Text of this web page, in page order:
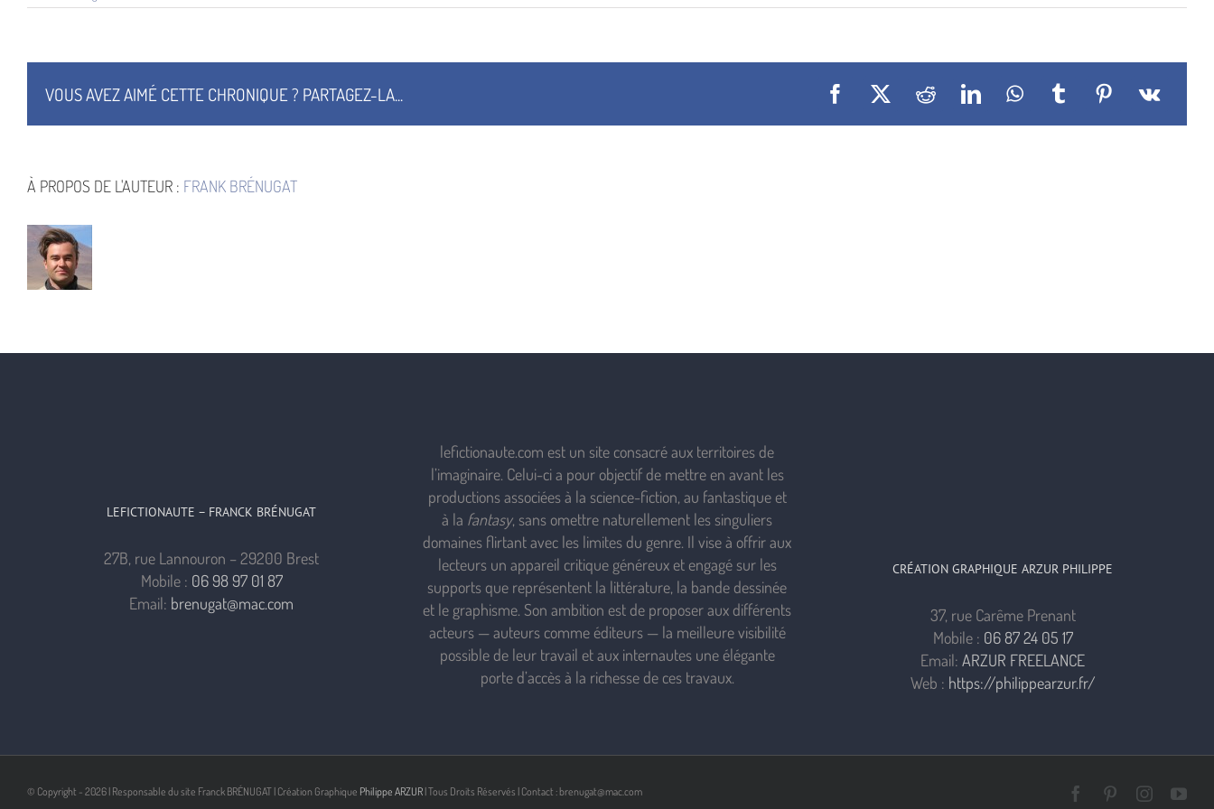
La
Editins
VOUS AVEZ AIMÉ CETTE CHRONIQUE ? PARTAGEZ-LA... Facebook
X RedditLinkedInWhatsApp
TumblrPinterest
Vk
À PROPOS DE L'AUTEUR : FRANK BRÉNUGAT
LEFICTIONAUTE – FRANCK BRÉNUGAT
27B, rue Lannouron – 29200 Brest
Mobile : 06 98 97 01 87
Email: brenugat@mac.com
lefictionaute.com est un site consacré aux territoires de
l’imaginaire. Celui-ci a pour objectif de mettre en avant les
productions associées à la science-fiction, au fantastique et
à la fantasy, sans omettre naturellement les singuliers
domaines flirtant avec les limites du genre. Il vise à offrir aux
lecteurs un appareil critique généreux et engagé sur les
supports que représentent la littérature, la bande dessinée
et le graphisme. Son ambition est de proposer aux différents
acteurs — auteurs comme éditeurs — la meilleure visibilité
possible de leur travail et aux internautes une élégante
porte d’accès à la richesse de ces travaux.
CRÉATION GRAPHIQUE ARZUR PHILIPPE
37, rue Carême Prenant
Mobile : 06 87 24 05 17
Email: ARZUR FREELANCE
Web : https://philippearzur.fr/
© Copyright - 2026 | Responsable du site Franck BRÉNUGAT | Création Graphique Philippe ARZUR | Tous Droits Réservés | Contact : brenugat@mac.com FacebookPinterest